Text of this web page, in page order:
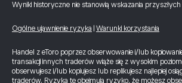
Wyniki historyczne nie stanowią wskazania
Ogólne ujawnienie ryzyka Warunki korzystania
Handel z eToro poprzez obserwowanie i/lub
transakcji innych traderów wiąże się z wysokim
obserwujesz i/lub kopiujesz lub replikujesz najlepiej
traderów. Ryzyka te obejmują ryzyko, że możesz